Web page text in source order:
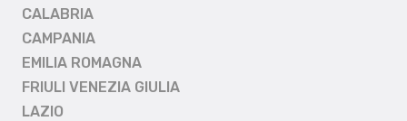
CALABRIA
CAMPANIA
EMILIA ROMAGNA
FRIULI VENEZIA GIULIA
LAZIO